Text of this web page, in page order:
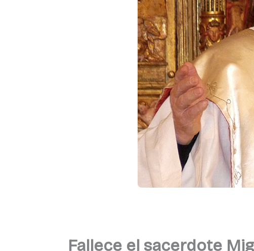
Fallece el sacerdote